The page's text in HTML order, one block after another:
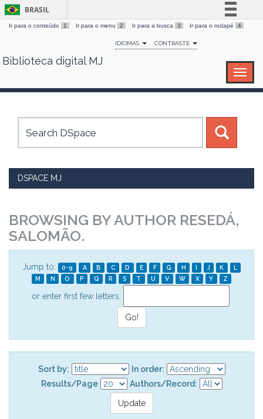
Skip
BRASIL
Simplifique!
Comunica BR
Canais
Ir para o conteúdo 1 Ir para o menu 2 Ir para a busca 3 Ir para o rodapé 4
IDIOMAS CONTRASTE
Biblioteca digital MJ
DSPACE MJ
BROWSING BY AUTHOR RESEDÁ,
SALOMÃO.
Jump to: 0-9 A B C D E F G H I J K
L
M
N O P Q R S T U V W X Y Z
or enter first few letters:
Sort by:
In order:
Results/Page
Authors/Record: